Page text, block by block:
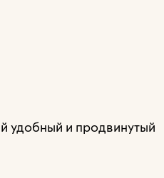
удобный и продвинутый